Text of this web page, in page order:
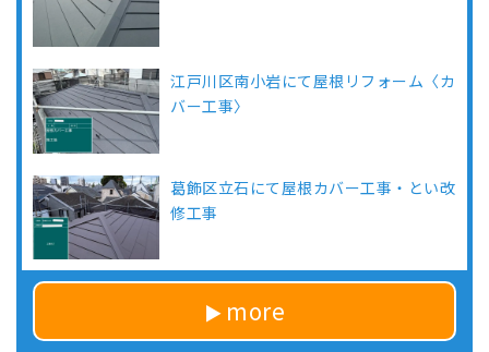
江戸川区南小岩にて屋根リフォーム〈カ
バー工事〉
葛飾区立石にて屋根カバー工事・とい改
修工事
more